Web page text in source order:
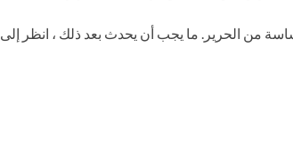
من الحرير. ما يجب أن يحدث بعد ذلك ، انظر إلى